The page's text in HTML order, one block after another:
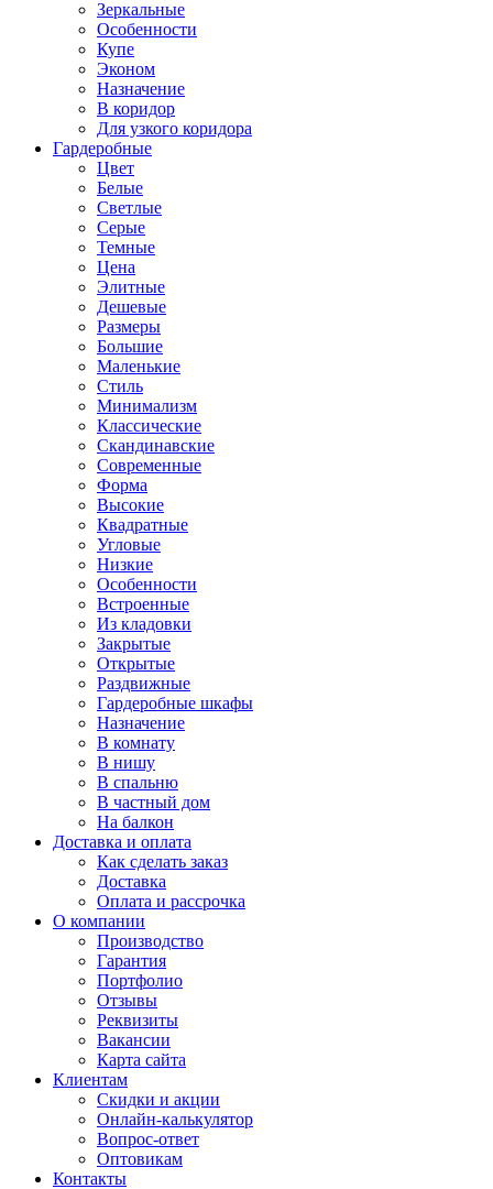
Зеркальные
Особенности
Купе
Эконом
Назначение
В коридор
Для узкого коридора
Гардеробные
Цвет
Белые
Светлые
Серые
Темные
Цена
Элитные
Дешевые
Размеры
Большие
Маленькие
Стиль
Минимализм
Классические
Скандинавские
Современные
Форма
Высокие
Квадратные
Угловые
Низкие
Особенности
Встроенные
Из кладовки
Закрытые
Открытые
Раздвижные
Гардеробные шкафы
Назначение
В комнату
В нишу
В спальню
В частный дом
На балкон
Доставка и оплата
Как сделать заказ
Доставка
Оплата и рассрочка
О компании
Производство
Гарантия
Портфолио
Отзывы
Реквизиты
Вакансии
Карта сайта
Клиентам
Скидки и акции
Онлайн-калькулятор
Вопрос-ответ
Оптовикам
Контакты